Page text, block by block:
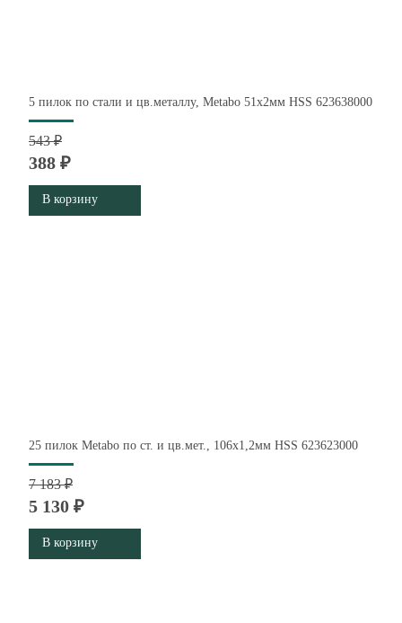
5 пилок по стали и цв.металлу, Metabo 51х2мм HSS 623638000
543 ₽
388 ₽
В корзину
25 пилок Metabo по ст. и цв.мет., 106х1,2мм HSS 623623000
7 183 ₽
5 130 ₽
В корзину